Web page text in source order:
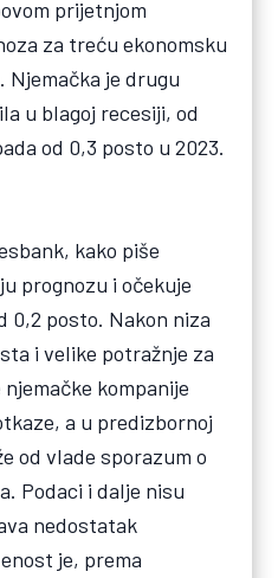
prijetnjom
za treću ekonomsku
Njemačka je drugu
u blagoj recesiji, od
od 0,3 posto u 2023.
kako piše
prognozu i očekuje
0,2 posto. Nakon niza
i velike potražnje za
kompanije
a u predizbornoj
od vlade sporazum o
Podaci i dalje nisu
nedostatak
je, prema